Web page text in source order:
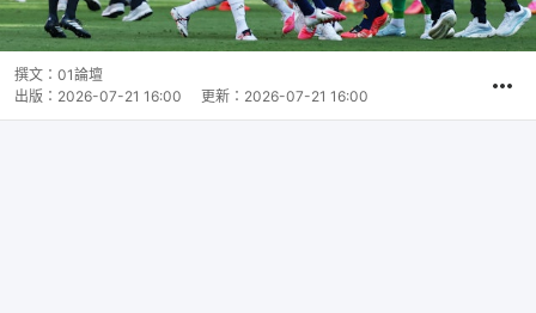
撰文： 01論壇
出版： 2026-07-21 16:00 更新： 2026-07-21 16:00